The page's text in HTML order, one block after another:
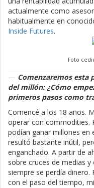
actualmente como
habitualmente en
Inside Futures.
Foto
— Comenzaremos esta
del millón: ¿Cómo
primeros pasos como
Comencé a los 18 años.
operar con commodities.
podían ganar millones en
resultó bastante inútil,
enganchado. A partir de
sobre cruces de medias
siempre se perdía
con el paso del tiempo,